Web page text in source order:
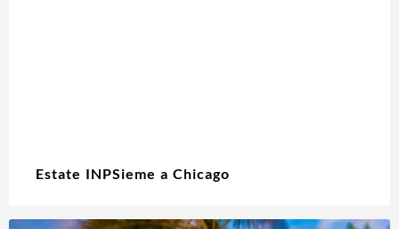
Estate INPSieme a Chicago